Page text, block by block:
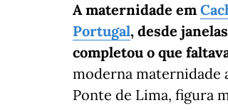
A maternidade em
Portugal, desde
completou o que
moderna maternidade
Ponte de Lima, figura